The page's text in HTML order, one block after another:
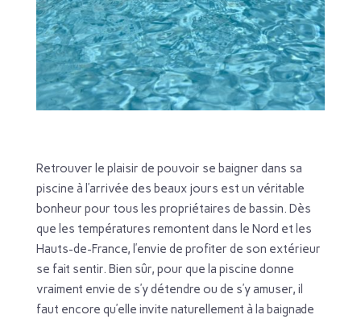
Retrouver le plaisir de pouvoir se baigner dans sa
piscine à l’arrivée des beaux jours est un véritable
bonheur pour tous les propriétaires de bassin. Dès
que les températures remontent dans le Nord et les
Hauts-de-France, l’envie de profiter de son extérieur
se fait sentir. Bien sûr, pour que la piscine donne
vraiment envie de s’y détendre ou de s’y amuser, il
faut encore qu’elle invite naturellement à la baignade